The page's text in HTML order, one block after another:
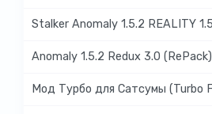
Stalker Anomaly 1.5.2 REALITY 1.5
Anomaly 1.5.2 Redux 3.0
Мод Турбо для Сатсумы (Turbo